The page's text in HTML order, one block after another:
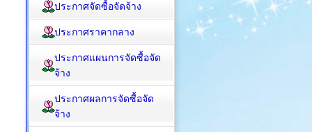
ประกาศจัดซื้อจัดจ้าง
ประกาศราคากลาง
ประกาศแผนการจัดซื้อจัด
จ้าง
ประกาศผลการจัดซื้อจัด
จ้าง